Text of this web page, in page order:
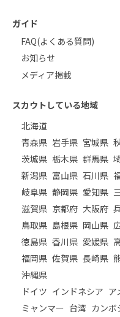
ガイド
FAQ(よくある質問)
お知らせ
メディア掲載
スカウトしている地域
北海道
青森県 岩手県 宮城県
茨城県 栃木県 群馬県
新潟県 富山県 石川県
岐阜県 静岡県 愛知県
滋賀県 京都府 大阪府
鳥取県 島根県 岡山県
徳島県 香川県 愛媛県
福岡県 佐賀県 長崎県
沖縄県
ドイツ インドネシア ア
ミャンマー 台湾 カンボ